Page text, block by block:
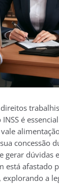
é
concessão
gerar dúvidas
está afastado
a